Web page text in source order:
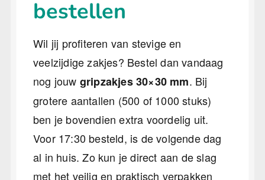
bestellen
Wil jij profiteren van stevige en
veelzijdige zakjes? Bestel dan vandaag
nog jouw gripzakjes 30×30 mm. Bij
grotere aantallen (500 of 1000 stuks)
ben je bovendien extra voordelig uit.
Voor 17:30 besteld, is de volgende dag
al in huis. Zo kun je direct aan de slag
met het veilig en praktisch verpakken